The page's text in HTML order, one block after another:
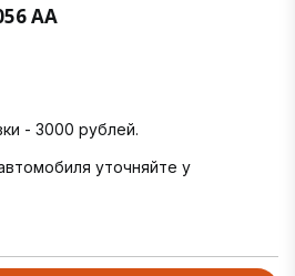
AA
- 3000 рублей.
уточняйте у